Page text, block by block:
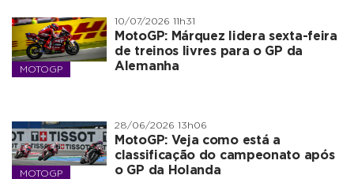
MOTOGP
10/07/2026 11h31
MotoGP: Márquez lidera sexta-feira
de treinos livres para o GP da
Alemanha
MOTOGP
28/06/2026 13h06
MotoGP: Veja como está a
classificação do campeonato após
o GP da Holanda